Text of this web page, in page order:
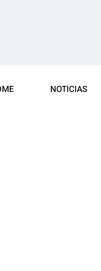
NOTICIAS